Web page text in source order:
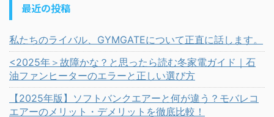
最近の投稿
私たちのライバル、GYMGATEについて正直に話します。
<2025年＞故障かな？と思ったら読む冬家電ガイド｜石
油ファンヒーターのエラーと正しい選び方
【2025年版】ソフトバンクエアーと何が違う？モバレコ
エアーのメリット・デメリットを徹底比較！